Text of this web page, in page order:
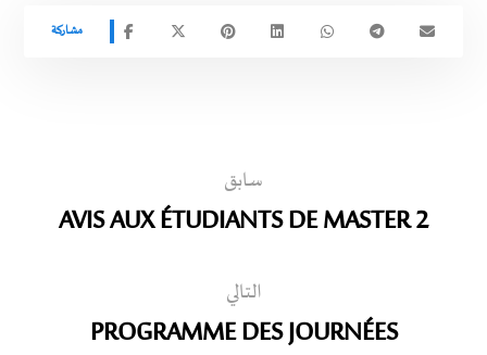
سابق
AVIS AUX ÉTUDIANTS DE MASTER 2
التالي
PROGRAMME DES JOURNÉES